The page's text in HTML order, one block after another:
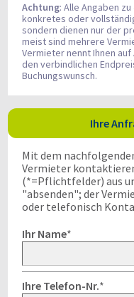
Achtung: Alle Angaben
konkretes oder
sondern dienen nur der
meist sind mehrere
Vermieter nennt Ihnen
den verbindlichen
Buchungswunsch.
Ihre
Mit dem
Vermieter
(*=Pflichtfelder) aus
"absenden"; der
oder telefonisch
Ihr Name*
Ihre Telefon-Nr.*